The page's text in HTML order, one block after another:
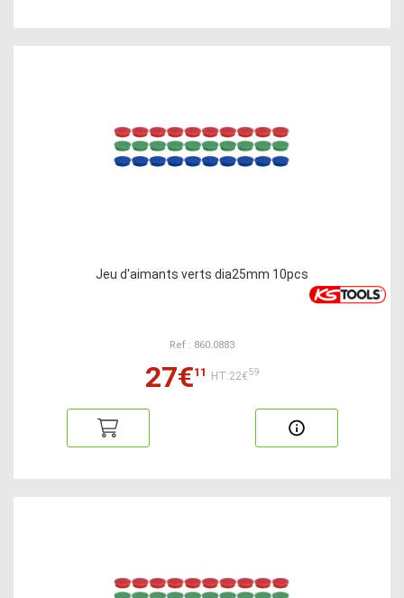
Jeu d'aimants verts dia25mm 10pcs
Ref : 860.0883
27€11 HT:22€59